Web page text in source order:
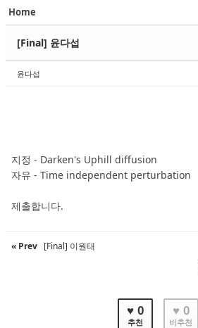
Home
[Final] 윤다섭
윤다섭
지정 - Darken's Uphill diffusion
자유 - Time independent perturbation
제출합니다.
« Prev [Final] 이원태
♥ 0
추천
♥ 0
비추천
Sketchbook5, 스케
Sketchbook5, 스케치
Sketchbook5, 스케
Sketchbook5, 스케치